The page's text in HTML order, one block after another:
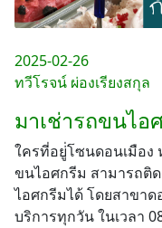
2025-02-26
ทวีโรจน์ ผ่องเรียงสกุล
มาเช่ารถขนไอ
ใครที่อยู่่โซนดอนเมือง
ขนไอศกรีม สามารถติ
ไอศกรีมได้ โดยสาขาด
บริการทุกวัน ในเวลา